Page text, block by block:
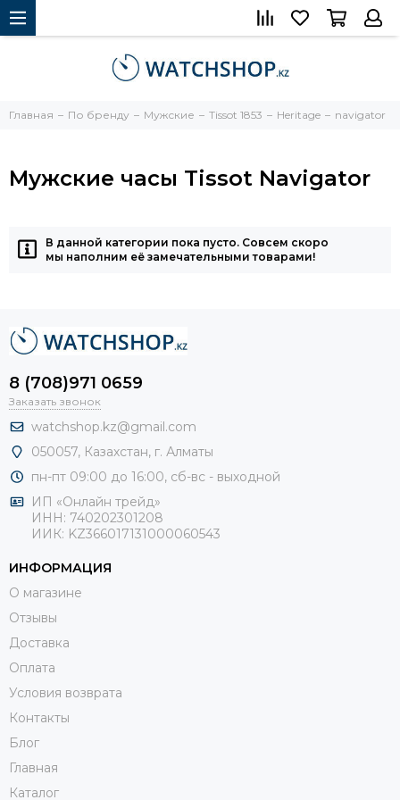
Главная По бренду Мужские Tissot 1853 Heritage navigator
Мужские часы Tissot Navigator
В данной категории пока пусто. Совсем скоро
мы наполним её замечательными товарами!
8 (708)971 0659
Заказать звонок
watchshop.kz@gmail.com
050057, Казахстан, г. Алматы
пн-пт 09:00 до 16:00, сб-вс - выходной
ИП «Онлайн трейд»
ИНН: 740202301208
ИИК: KZ366017131000060543
ИНФОРМАЦИЯ
О магазине
Отзывы
Доставка
Оплата
Условия возврата
Контакты
Блог
Главная
Каталог